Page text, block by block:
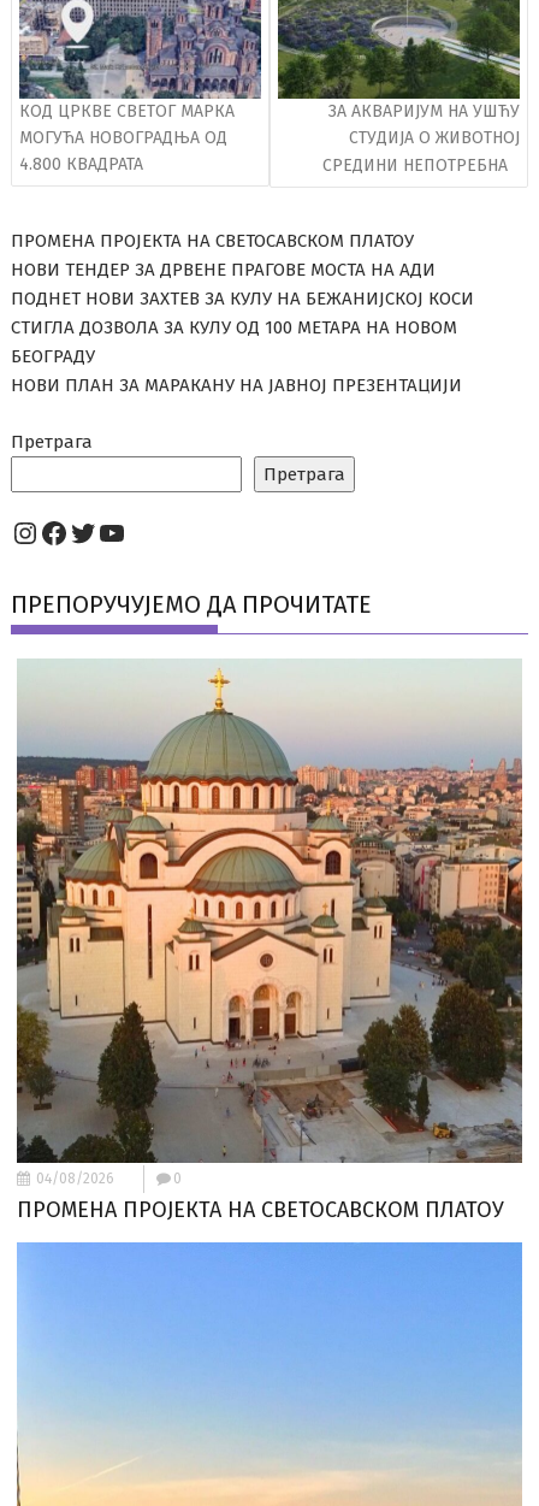
КОД ЦРКВЕ СВЕТОГ МАРКА
МОГУЋА НОВОГРАДЊА ОД
4.800 КВАДРАТА
ЗА АКВАРИЈУМ НА УШЋУ
СТУДИЈА О ЖИВОТНОЈ
СРЕДИНИ НЕПОТРЕБНА
ПРОМЕНА ПРОЈЕКТА НА СВЕТОСАВСКОМ ПЛАТОУ
НОВИ ТЕНДЕР ЗА ДРВЕНЕ ПРАГОВЕ МОСТА НА АДИ
ПОДНЕТ НОВИ ЗАХТЕВ ЗА КУЛУ НА БЕЖАНИЈСКОЈ КОСИ
СТИГЛА ДОЗВОЛА ЗА КУЛУ ОД 100 МЕТАРА НА НОВОМ
БЕОГРАДУ
НОВИ ПЛАН ЗА МАРАКАНУ НА ЈАВНОЈ ПРЕЗЕНТАЦИЈИ
Претрага
Претрага
Instagram
Facebook
Twitter
YouTube
ПРЕПОРУЧУЈЕМО ДА ПРОЧИТАТЕ
04/08/2026 0
ПРОМЕНА ПРОЈЕКТА НА СВЕТОСАВСКОМ ПЛАТОУ